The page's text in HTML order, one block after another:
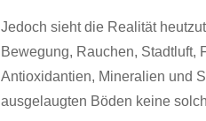
Jedoch sieht die Realität
Bewegung, Rauchen, Stadtluft,
Antioxidantien, Mineralien und
ausgelaugten Böden keine